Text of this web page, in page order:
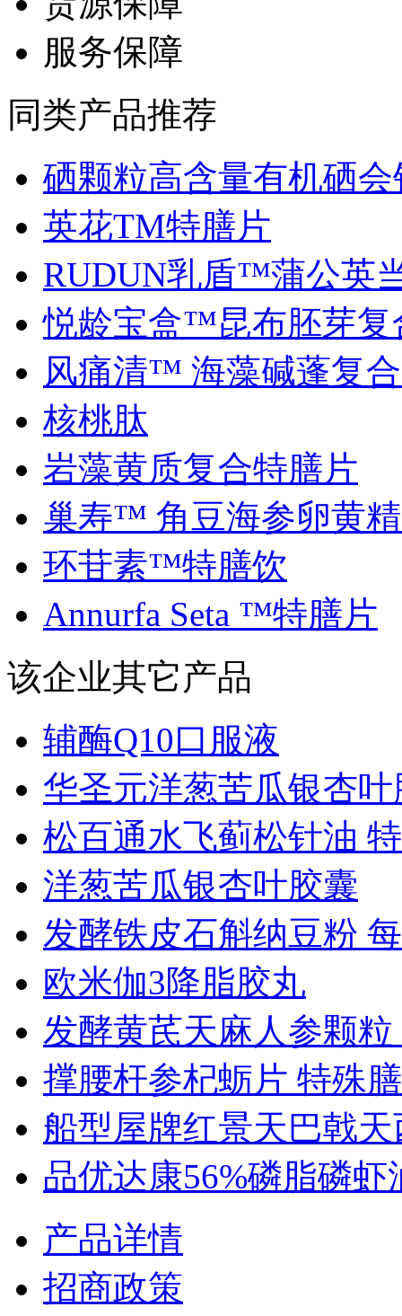
服务保障
同类产品推荐
硒颗粒高含量有机硒会
英花TM特膳片
RUDUN乳盾™蒲公英
悦龄宝盒™昆布胚芽复
风痛清™ 海藻碱蓬复
核桃肽
岩藻黄质复合特膳片
巢寿™ 角豆海参卵黄
环苷素™特膳饮
Annurfa Seta ™特膳片
该企业其它产品
辅酶Q10口服液
华圣元洋葱苦瓜银杏叶
松百通水飞蓟松针油
洋葱苦瓜银杏叶胶囊
发酵铁皮石斛纳豆粉
欧米伽3降脂胶丸
发酵黄芪天麻人参颗粒
撑腰杆参杞蛎片 特殊
船型屋牌红景天巴戟天
品优达康56%磷脂磷虾
产品详情
招商政策